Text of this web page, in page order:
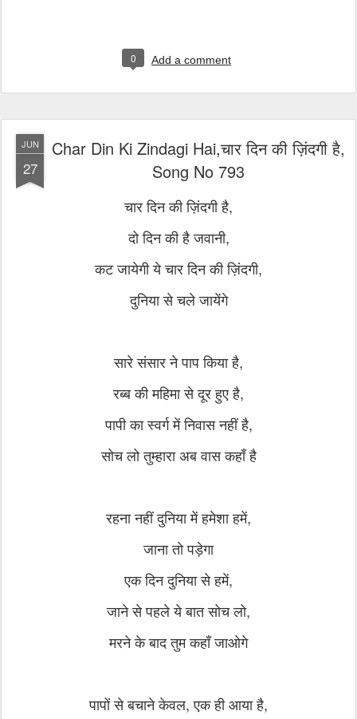
0 Add a comment
JUN
27
Char Din Ki Zindagi Hai,चार दिन की ज़िंदगी है,
Song No 793
चार दिन की ज़िंदगी है,
दो दिन की है जवानी,
कट जायेगी ये चार दिन की ज़िंदगी,
दुनिया से चले जायेंगे
सारे संसार ने पाप किया है,
रब्ब की महिमा से दूर हुए है,
पापी का स्वर्ग में निवास नहीं है,
सोच लो तुम्हारा अब वास कहाँ है
रहना नहीं दुनिया में हमेशा हमें,
जाना तो पड़ेगा
एक दिन दुनिया से हमें,
जाने से पहले ये बात सोच लो,
मरने के बाद तुम कहाँ जाओगे
पापों से बचाने केवल, एक ही आया है,